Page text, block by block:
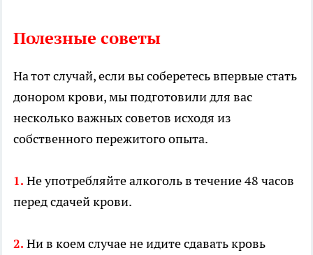
Полезные советы
На тот случай, если вы соберетесь впервые стать
донором крови, мы подготовили для вас
несколько важных советов исходя из
собственного пережитого опыта.
1. Не употребляйте алкоголь в течение 48 часов
перед сдачей крови.
2. Ни в коем случае не идите сдавать кровь